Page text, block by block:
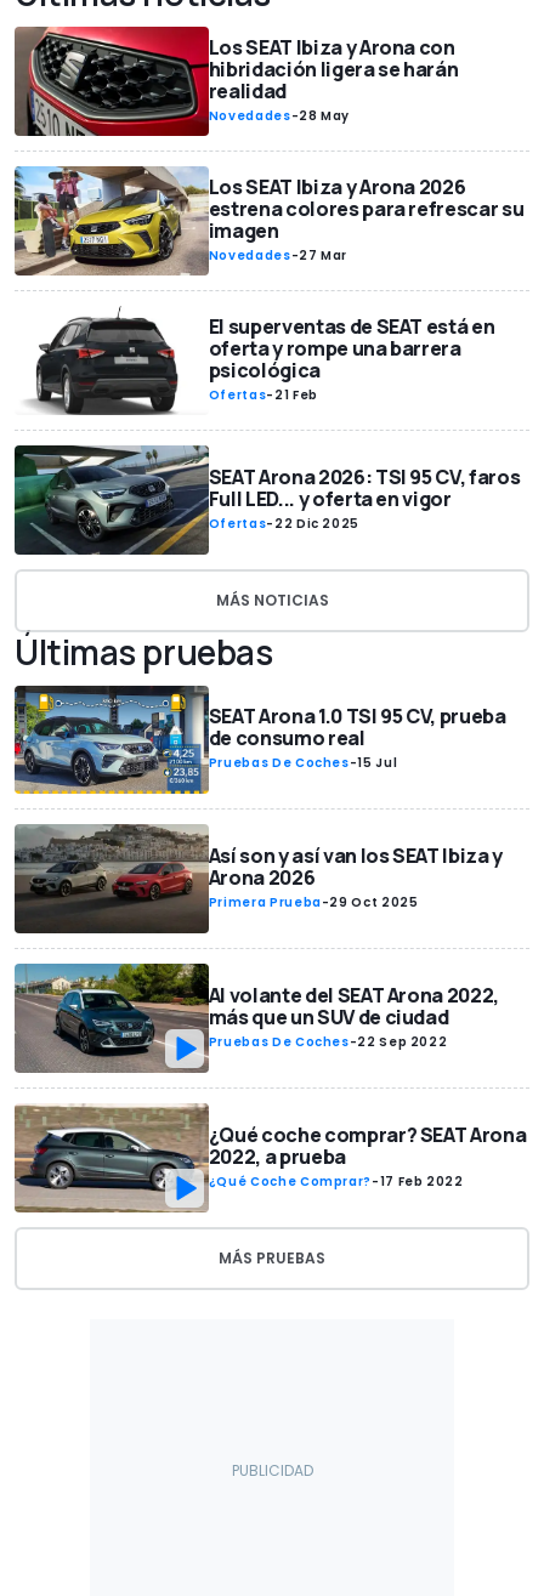
Los SEAT Ibiza y Arona con
hibridación ligera se harán
realidad
Novedades-28 May
Los SEAT Ibiza y Arona 2026
estrena colores para refrescar su
imagen
Novedades-27 Mar
El superventas de SEAT está en
oferta y rompe una barrera
psicológica
Ofertas- 21 Feb
SEAT Arona 2026: TSI 95 CV, faros
Full LED... y oferta en vigor
Ofertas- 22 Dic 2025
MÁS NOTICIAS
Últimas pruebas
SEAT Arona 1.0 TSI 95 CV, prueba
de consumo real
Pruebas De Coches-15 Jul
Así son y así van los SEAT Ibiza y
Arona 2026
Primera Prueba-29 Oct 2025
Al volante del SEAT Arona 2022,
más que un SUV de ciudad
Pruebas De Coches-22 Sep 2022
¿Qué coche comprar? SEAT Arona
2022, a prueba
¿Qué Coche Comprar? -17 Feb 2022
MÁS PRUEBAS